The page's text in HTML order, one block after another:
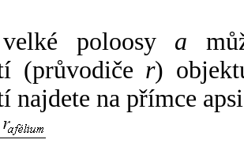
poloosy a
(průvodiče r)
najdete na přímce